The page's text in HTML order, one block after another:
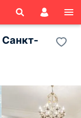
Санкт-